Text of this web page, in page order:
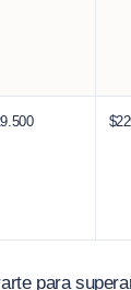
para